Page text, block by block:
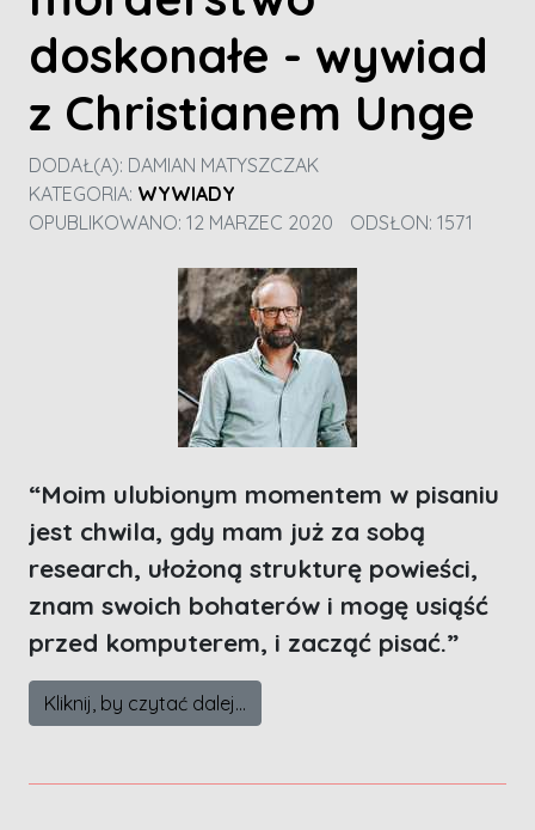
doskonałe - wywiad
z Christianem Unge
DODAŁ(A): DAMIAN MATYSZCZAK
KATEGORIA: WYWIADY
OPUBLIKOWANO: 12 MARZEC 2020
ODSŁON: 1571
“Moim ulubionym momentem w pisaniu
jest chwila, gdy mam już za sobą
research, ułożoną strukturę powieści,
znam swoich bohaterów i mogę usiąść
przed komputerem, i zacząć pisać.”
Kliknij, by czytać dalej...